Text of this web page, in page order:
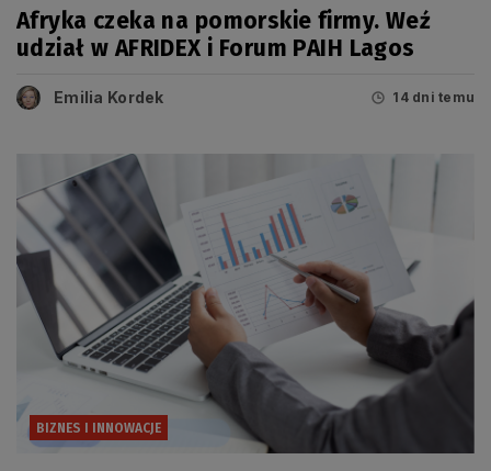
Afryka czeka na pomorskie firmy. Weź
udział w AFRIDEX i Forum PAIH Lagos
Emilia Kordek 14 dni temu
BIZNES I INNOWACJE